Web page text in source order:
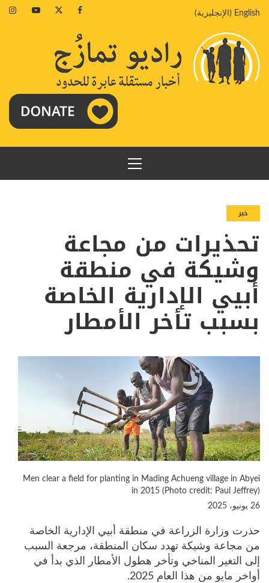
إلىEnglish
( الإنجليزية)
Facebook
Twitter
Youtube
القائمة
الرئيسية
خبر
تحذيرات من مجاعة
وشيكة في منطقة
أبيي الإدارية الخاصة
بسبب تأخر الأمطار
Men clear a field for planting in Mading Achueng village in Abyei
in 2015 (Photo credit: Paul Jeffrey)
26 يونيو، 2025
حذرت وزارة الزراعة في منطقة أبيي الإدارية الخاصة
من مجاعة وشيكة تهدد سكان المنطقة، مرجعة السبب
إلى التغير المناخي وتأخر هطول الأمطار الذي بدأ في
أواخر مايو من هذا العام 2025.